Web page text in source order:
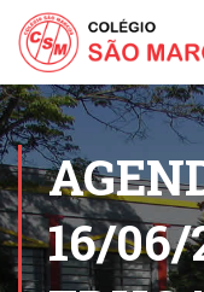
16/06/